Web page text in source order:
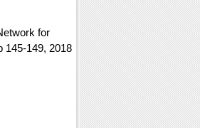
for
145-149, 2018